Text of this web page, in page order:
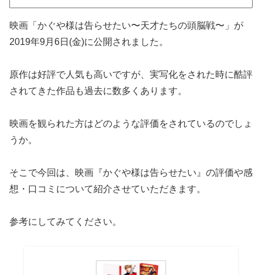
映画「かぐや様は告らせたい〜天才たちの頭脳戦〜」が
2019年9月6日(金)に公開されました。
原作は好評で人気も高いですが、実写化をされた時に酷評
されてきた作品も過去に数多くあります。
映画を観られた方はどのような評価をされているのでしょ
うか。
そこで今回は、映画『かぐや様は告らせたい』の評価や感
想・口コミについて紹介させていただきます。
参考にしてみてください。